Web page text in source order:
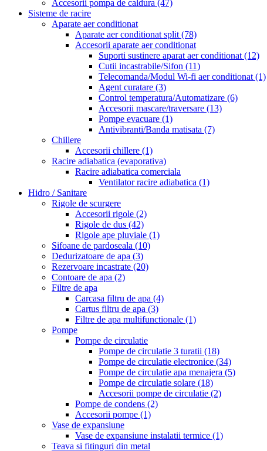
Accesorii pompa de caldura (47)
Sisteme de racire
Aparate aer conditionat
Aparate aer conditionat split (78)
Accesorii aparate aer conditionat
Suporti sustinere aparat aer conditionat (12)
Cutii incastrabile/Sifon (11)
Telecomanda/Modul Wi-fi aer conditionat (1)
Agent curatare (3)
Control temperatura/Automatizare (6)
Accesorii mascare/traversare (13)
Pompe evacuare (1)
Antivibranti/Banda matisata (7)
Chillere
Accesorii chillere (1)
Racire adiabatica (evaporativa)
Racire adiabatica comerciala
Ventilator racire adiabatica (1)
Hidro / Sanitare
Rigole de scurgere
Accesorii rigole (2)
Rigole de dus (42)
Rigole ape pluviale (1)
Sifoane de pardoseala (10)
Dedurizatoare de apa (3)
Rezervoare incastrate (20)
Contoare de apa (2)
Filtre de apa
Carcasa filtru de apa (4)
Cartus filtru de apa (3)
Filtre de apa multifunctionale (1)
Pompe
Pompe de circulatie
Pompe de circulatie 3 turatii (18)
Pompe de circulatie electronice (34)
Pompe de circulatie apa menajera (5)
Pompe de circulatie solare (18)
Accesorii pompe de circulatie (2)
Pompe de condens (2)
Accesorii pompe (1)
Vase de expansiune
Vase de expansiune instalatii termice (1)
Teava si fitinguri din metal